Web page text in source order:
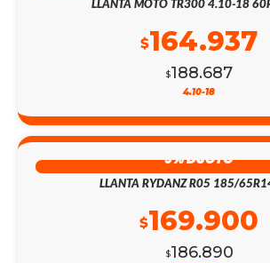
LLANTA MOTO TR300 4.10-18
$188.687
$164.937
4.10-18
9% DSCTO
LLANTA RYDANZ R05 185/
$186.890
$169.900